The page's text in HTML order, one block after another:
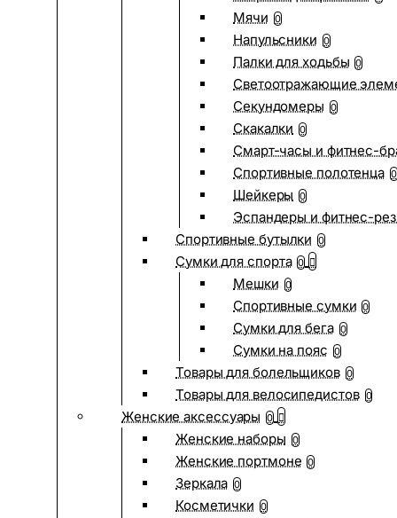
Мячи 0
Напульсники 0
Палки для ходьбы 0
Светоотражающие
Секундомеры 0
Скакалки 0
Смарт-часы и фитнес-
Спортивные полотенца 0
Шейкеры 0
Эспандеры и фитнес-
Спортивные бутылки 0
Сумки для спорта 0
Мешки 0
Спортивные сумки 0
Сумки для бега 0
Сумки на пояс 0
Товары для болельщиков 0
Товары для велосипедистов 0
Женские аксессуары 0
Женские наборы 0
Женские портмоне 0
Зеркала 0
Косметички 0